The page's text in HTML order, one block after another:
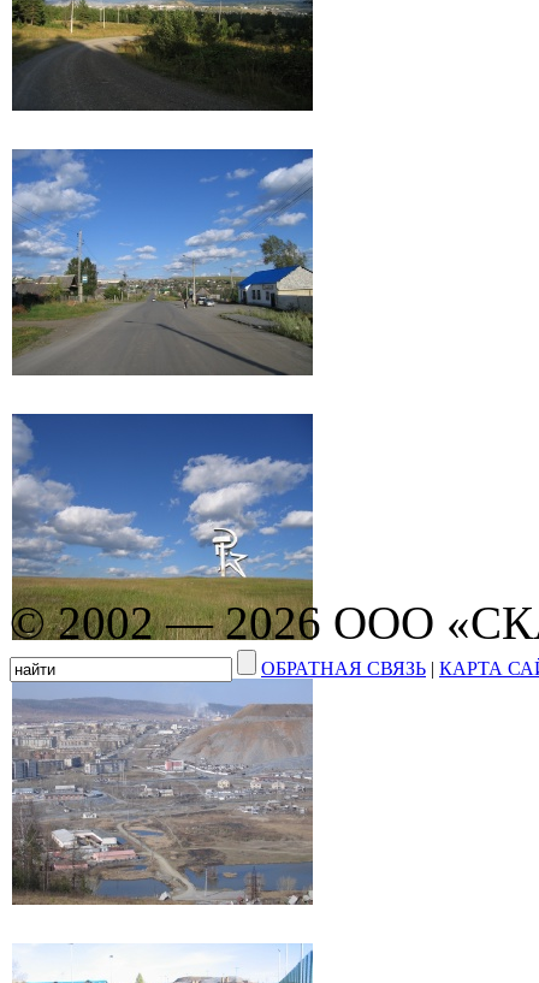
© 2002 — 2026 ООО
ОБРАТНАЯ СВЯЗЬ | КАРТА